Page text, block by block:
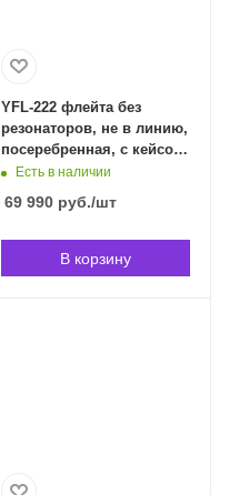
YFL-222 флейта без
резонаторов, не в линию,
посеребренная, с кейсом
и чехлом. YAMAHA YFL-
Есть в наличии
69 990руб./шт
В корзину